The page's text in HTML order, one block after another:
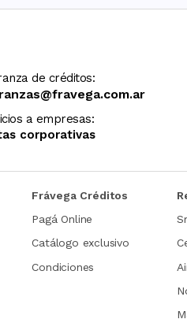
de créditos:
a empresas:
corporativas
Frávega Créditos
Pagá Online
Catálogo exclusivo
Condiciones